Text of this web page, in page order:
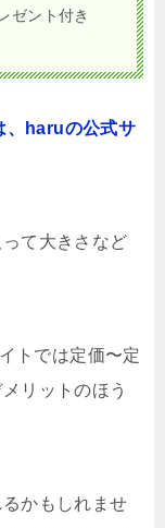
ゼント付き
、haruの公式サ
て大きさなど
トでは定価〜定
リットのほう
かもしれませ